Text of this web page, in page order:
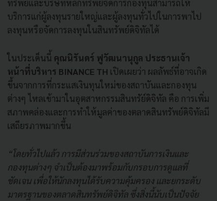
ทรัพย์และบริษัทหลักทรัพย์จัดการกองทุนสามารถให้
บริการแก่ผู้ลงทุนรายใหญ่และผู้ลงทุนทั่วไปในการพาไป
ลงทุนหรือจัดการลงทุนในสินทรัพย์ดิจิทัลได้
ในประเด็นนี้ คุณนิรันดร์ ฟูวัฒนานุกูล ประธานเจ้า
หน้าที่บริหาร BINANCE TH เปิดเผยว่า ผลลัพธ์ที่อาจเกิด
ขึ้นจากการที่กระแสเงินทุนใหม่ของสถาบันและกองทุน
ต่างๆ ไหลเข้ามาในอุตสาหกรรมสินทรัย์ดิจิทัล คือ การเพิ่ม
สภาพคล่องและการทำให้มูลค่าของตลาดสินทรัพย์ดิจิทัลมี
เสถียรภาพมากขึ้น
“โดยทั่วไปแล้ว การมีส่วนร่วมของสถาบันการเงินและ
กองทุนต่างๆ จำเป็นต้องมาพร้อมกับกรอบการดูแลที่
ชัดเจน เพื่อให้นักลงทุนได้รับความคุ้มครอง และยกระดับ
มาตรฐานของตลาดสินทรัพย์ดิจิทัล ซึ่งสิ่งนี้นับเป็นปัจจัย